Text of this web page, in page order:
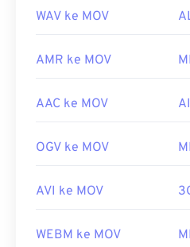
https://
WAV ke MOV
AMR ke MOV
AAC ke MOV
OGV ke MOV
AVI ke MOV
WEBM ke MOV